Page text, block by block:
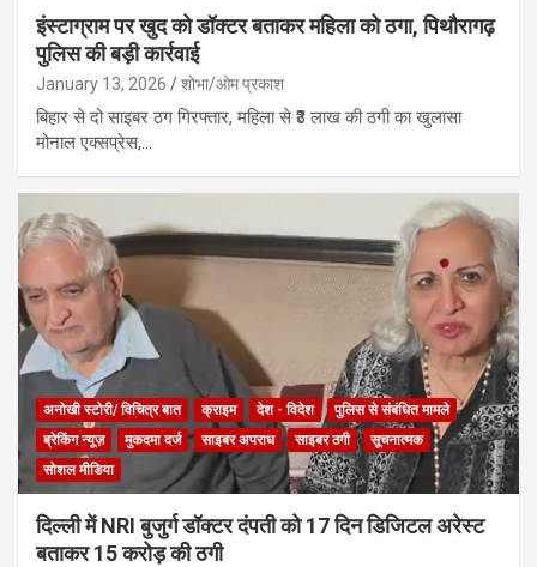
इंस्टाग्राम पर खुद को डॉक्टर बताकर महिला को ठगा, पिथौरागढ़
पुलिस की बड़ी कार्रवाई
January 13, 2026 शोभा/ओम प्रकाश
बिहार से दो साइबर ठग गिरफ्तार, महिला से ₹3 लाख की ठगी का खुलासा
मोनाल एक्सप्रेस,…
अनोखी स्टोरी/ विचित्र बात क्राइम देश - विदेश
पुलिस से संबंधित मामले
ब्रेकिंग न्यूज़
मुकदमा दर्ज साइबर अपराध साइबर ठगी
सूचनात्मक
सोशल मीडिया
दिल्ली में NRI बुजुर्ग डॉक्टर दंपती को 17 दिन डिजिटल अरेस्ट
बताकर 15 करोड़ की ठगी